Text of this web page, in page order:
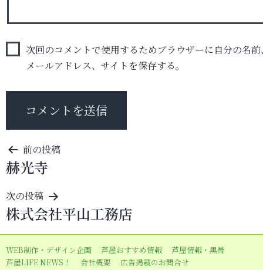
次回のコメントで使用するためブラウザーに自分の名前
メールアドレス、サイトを保存する。
投
稿
ナ
ビ
ゲ
ー
シ
前の投稿
赫光寺
次の投稿
株式会社平山工務店
WEB制作・デザイン企画 芦屋おすすめ情報
芦屋情報・黒帯
芦屋LIFE NEWS！
会社概要 広告掲載のお問合せ